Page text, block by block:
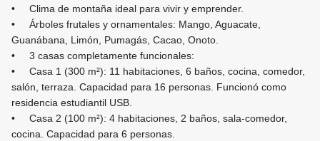
• Clima de montaña ideal para vivir y emprender.
• Árboles frutales y ornamentales: Mango, Aguacate,
Guanábana, Limón, Pumagás, Cacao, Onoto.
• 3 casas completamente funcionales:
• Casa 1 (300 m²): 11 habitaciones, 6 baños, cocina, comedor,
salón, terraza. Capacidad para 16 personas. Funcionó como
residencia estudiantil USB.
• Casa 2 (100 m²): 4 habitaciones, 2 baños, sala-comedor,
cocina. Capacidad para 6 personas.